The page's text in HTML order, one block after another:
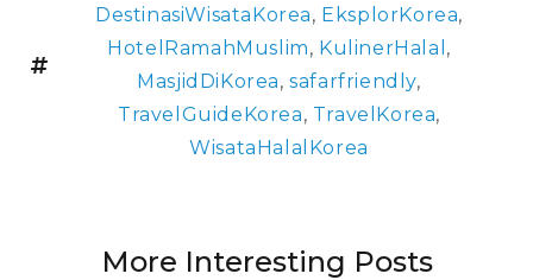
DestinasiWisataKorea, EksplorKorea,
HotelRamahMuslim, KulinerHalal ,
MasjidDiKorea,safarfriendly,
TravelGuideKorea, TravelKorea,
WisataHalalKorea
More Interesting Posts